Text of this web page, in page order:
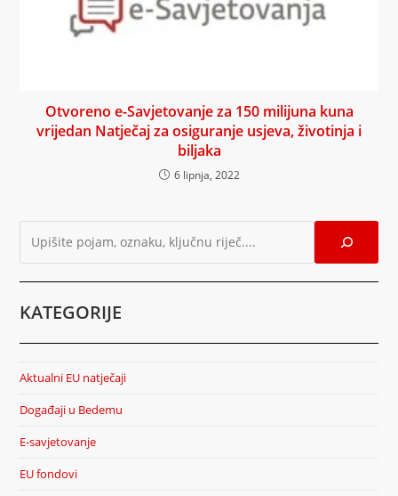
Otvoreno e-Savjetovanje za 150 milijuna kuna
vrijedan Natječaj za osiguranje usjeva, životinja i
biljaka
6 lipnja, 2022
KATEGORIJE
Aktualni EU natječaji
Događaji u Bedemu
E-savjetovanje
EU fondovi